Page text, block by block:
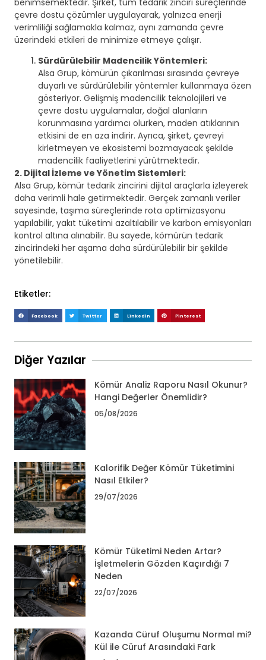
Diğer Yazılar
Kömür Analiz Raporu Nasıl Okunur?
Hangi Değerler Önemlidir?
05/08/2026
Kalorifik Değer Kömür Tüketimini
Nasıl Etkiler?
29/07/2026
Kömür Tüketimi Neden Artar?
İşletmelerin Gözden Kaçırdığı 7
Neden
22/07/2026
Kazanda Cüruf Oluşumu Normal mi?
Kül ile Cüruf Arasındaki Fark
çevre dostu çözümler uygulayarak, yalnızca enerji
verimliliği sağlamakla kalmaz, aynı zamanda çevre
üzerindeki etkileri de minimize etmeye çalışır.
Sürdürülebilir Madencilik Yöntemleri:
Alsa Grup, kömürün çıkarılması sırasında çevreye
duyarlı ve sürdürülebilir yöntemler kullanmaya özen
gösteriyor. Gelişmiş madencilik teknolojileri ve
çevre dostu uygulamalar, doğal alanların
korunmasına yardımcı olurken, maden atıklarının
etkisini de en aza indirir. Ayrıca, şirket, çevreyi
kirletmeyen ve ekosistemi bozmayacak şekilde
madencilik faaliyetlerini yürütmektedir.
2. Dijital İzleme ve Yönetim Sistemleri:
Alsa Grup, kömür tedarik zincirini dijital araçlarla izleyerek
daha verimli hale getirmektedir. Gerçek zamanlı veriler
sayesinde, taşıma süreçlerinde rota optimizasyonu
yapılabilir, yakıt tüketimi azaltılabilir ve karbon emisyonları
kontrol altına alınabilir. Bu sayede, kömürün tedarik
zincirindeki her aşama daha sürdürülebilir bir şekilde
yönetilebilir.
Etiketler:
Facebook Twitter LinkedIn Pinterest